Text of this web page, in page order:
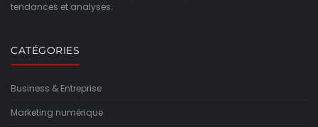
tendances et analyses.
CATÉGORIES
Business & Entreprise
Marketing numérique